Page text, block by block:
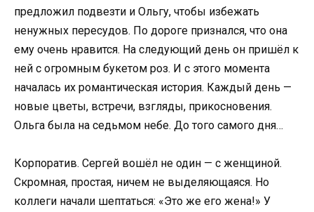
предложил подвезти и Ольгу, чтобы избежать
ненужных пересудов. По дороге признался, что она
ему очень нравится. На следующий день он пришёл к
ней с огромным букетом роз. И с этого момента
началась их романтическая история. Каждый день —
новые цветы, встречи, взгляды, прикосновения.
Ольга была на седьмом небе. До того самого дня…
Корпоратив. Сергей вошёл не один — с женщиной.
Скромная, простая, ничем не выделяющаяся. Но
коллеги начали шептаться: «Это же его жена!» У